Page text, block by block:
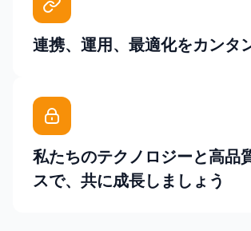
連携、運用、最適化をカンタ
私たちのテクノロジーと高品
スで、共に成長しましょう